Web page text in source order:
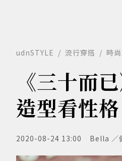
udnSTYLE 流行穿搭 時
《三十而
造型看性
2020-08-24 13:00 Bella ／